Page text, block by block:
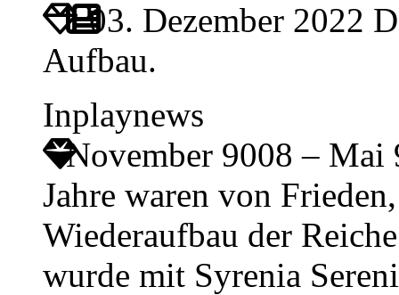
03. Dezember 2022
Aufbau.
Inplaynews
November 9008 – Mai
Jahre waren von
Wiederaufbau der
wurde mit Syrenia